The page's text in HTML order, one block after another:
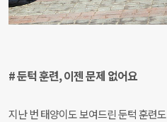
# 둔턱 훈련, 이젠 문제 없어요
지난 번 태양이도 보여드린 둔턱 훈련